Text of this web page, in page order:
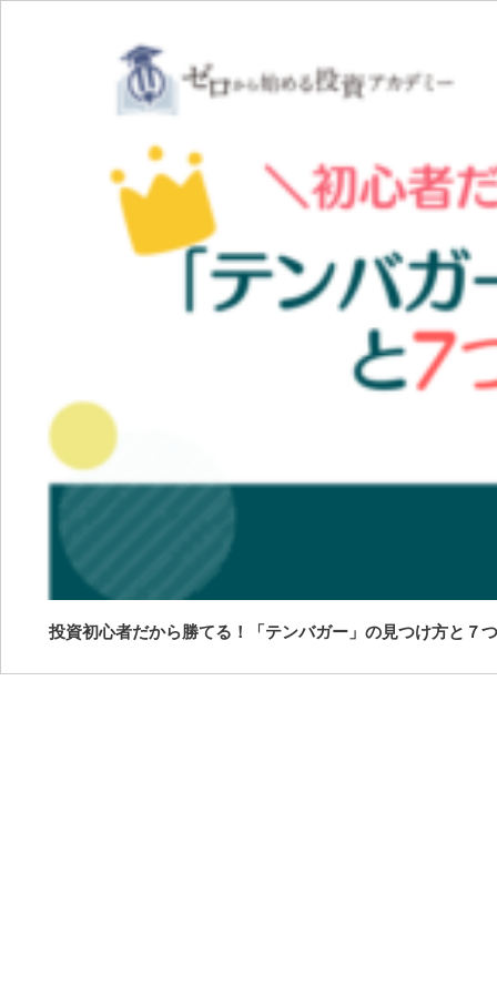
投資初心者だから勝てる！「テンバガー」の見つけ方と７